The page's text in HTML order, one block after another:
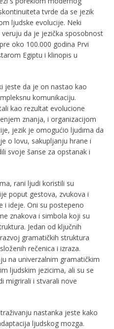
tvrde da se jezik
ljudske evolucije. Neki
da je jezička sposobnost
oko 100.000 godina Prvi
Egiptu i klinopis u
jeste da je on nastao kao
komunikaciju.
kao rezultat evolucione
znanja, i organizacijom
jezik je omogućio ljudima da
o lovu, sakupljanju hrane i
svoje šanse za opstanak i
rani ljudi koristili su
poput gestova, zvukova i
i ideje. Oni su postepeno
znakova i simbola koji su
Jedan od ključnih
gramatičkih struktura
rečenica i izraza.
na univerzalnim gramatičkim
ljudskim jezicima, ali su se
migrirali i stvarali nove
nastanka jeste kako
ljudskog mozga.